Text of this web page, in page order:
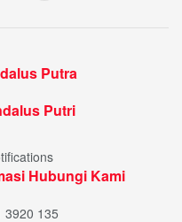
Putra
Putri
Hubungi Kami
3920 135